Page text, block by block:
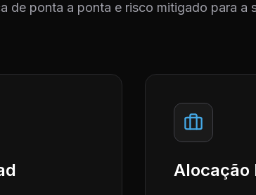
de ponta a ponta e risco mitigado para a
Alocação